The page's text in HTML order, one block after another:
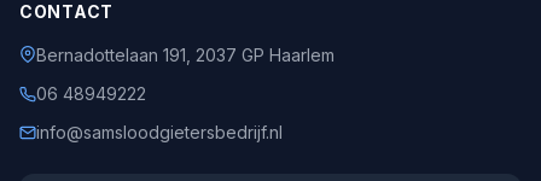
CONTACT
Bernadottelaan 191, 2037 GP Haarlem
06 48949222
info@samsloodgietersbedrijf.nl